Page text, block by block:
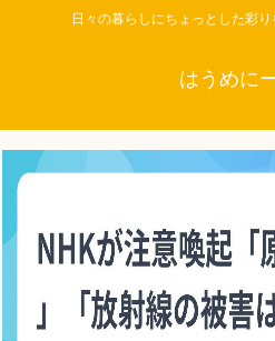
日々の暮らしにちょっとした彩
はうめに